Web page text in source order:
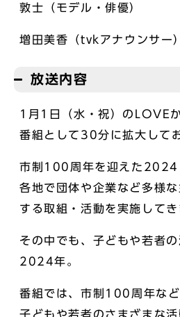
敦士（モデル・俳優）
増田美香（tvkアナウンサ
放送内容
1月1日（水・祝）のLOVE
番組として30分に拡大して
市制100周年を迎えた2024
各地で団体や企業など多様
する取組・活動を実施してき
その中でも、子どもや若者
2024年。
番組では、市制100周年な
子どもや若者のさまざまな活